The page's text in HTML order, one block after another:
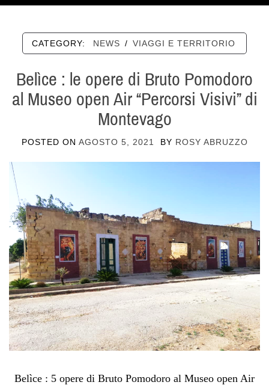
CATEGORY: NEWS / VIAGGI E TERRITORIO
Belìce : le opere di Bruto Pomodoro
al Museo open Air “Percorsi Visivi” di
Montevago
POSTED ON AGOSTO 5, 2021 BY ROSY ABRUZZO
Belìce : 5 opere di Bruto Pomodoro al Museo open Air